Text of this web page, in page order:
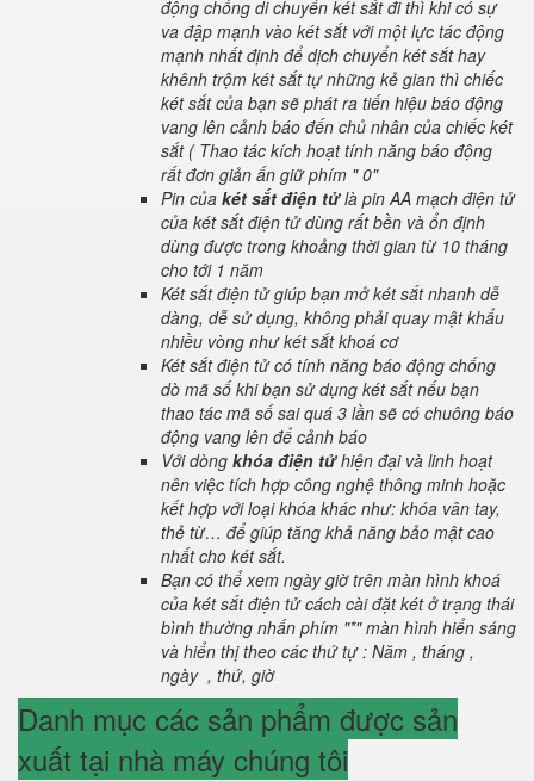
động chống di chuyển két sắt đi thì khi có sự
va đập mạnh vào két sắt với một lực tác động
mạnh nhất định để dịch chuyển két sắt hay
khênh trộm két sắt tự những kẻ gian thì chiếc
két sắt của bạn sẽ phát ra tiến hiệu báo động
vang lên cảnh báo đến chủ nhân của chiếc két
sắt ( Thao tác kích hoạt tính năng báo động
rất đơn giản ấn giữ phím " 0"
Pin của két sắt điện tửlà pin AA mạch điện tử
của két sắt điện tử dùng rất bền và ổn định
dùng được trong khoảng thời gian từ 10 tháng
cho tới 1 năm
Két sắt điện tử giúp bạn mở két sắt nhanh dễ
dàng, dễ sử dụng, không phải quay mật khẩu
nhiều vòng như két sắt khoá cơ
Két sắt điện tử có tính năng báo động chống
dò mã số khi bạn sử dụng két sắt nếu bạn
thao tác mã số sai quá 3 lần sẽ có chuông báo
động vang lên để cảnh báo
Với dòng khóa điện tửhiện đại và linh hoạt
nên việc tích hợp công nghệ thông minh hoặc
kết hợp với loại khóa khác như: khóa vân tay,
thẻ từ… để giúp tăng khả năng bảo mật cao
nhất cho két sắt.
Bạn có thể xem ngày giờ trên màn hình khoá
của két sắt điện tử cách cài đặt két ở trạng thái
bình thường nhấn phím "*" màn hình hiển sáng
và hiển thị theo các thứ tự : Năm , tháng ,
ngày , thứ, giờ
Danh mục các sản phẩm được sản
xuất tại nhà máy chúng tôi